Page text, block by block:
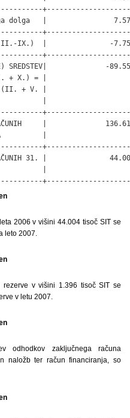
2006 v višini 44.004 tisoč SIT se
leto 2007.
rezerve v višini 1.396 tisoč SIT se
v letu 2007.
odhodkov zaključnega računa
naložb ter račun financiranja, so